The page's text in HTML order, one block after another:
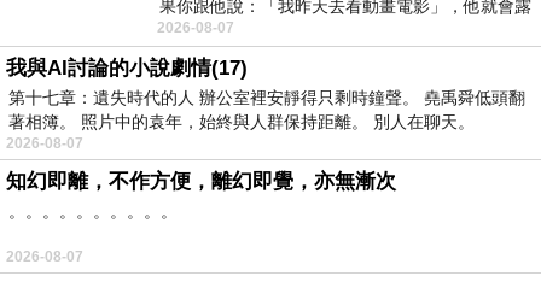
果你跟他說：「我昨天去看動畫電影」，他就會露
出一種慈祥的微笑，然後問你是不是陪小
2026-08-07
我與AI討論的小說劇情(17)
第十七章：遺失時代的人 辦公室裡安靜得只剩時鐘聲。 堯禹舜低頭翻
著相簿。 照片中的袁年，始終與人群保持距離。 別人在聊天。
2026-08-07
知幻即離，不作方便，離幻即覺，亦無漸次
。。。。。。。。。。
2026-08-07